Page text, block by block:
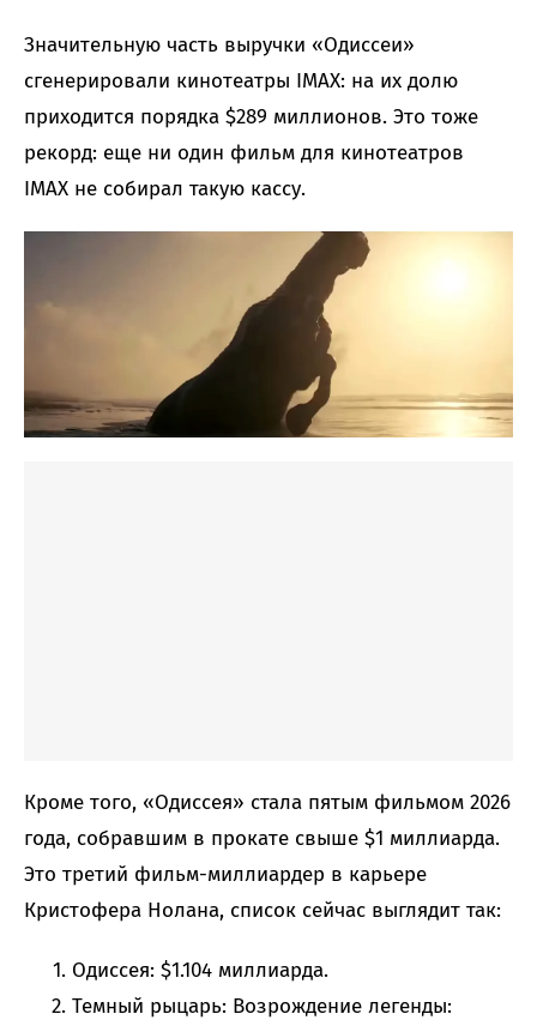
Значительную часть выручки «Одиссеи»
сгенерировали кинотеатры IMAX: на их долю
приходится порядка $289 миллионов. Это тоже
рекорд: еще ни один фильм для кинотеатров
IMAX не собирал такую кассу.
Кроме того, «Одиссея» стала пятым фильмом 2026
года, собравшим в прокате свыше $1 миллиарда.
Это третий фильм-миллиардер в карьере
Кристофера Нолана, список сейчас выглядит так:
Одиссея: $1.104 миллиарда.
Темный рыцарь: Возрождение легенды: